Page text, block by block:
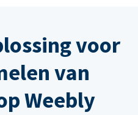
voor
van
Weebly